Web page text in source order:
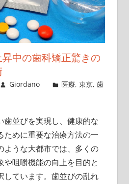
中の歯科矯正驚きの
Giordano 医療,東京,歯
歯並びを実現し、健康的な
ために重要な治療方法の一
ような大都市では、多くの
や咀嚼機能の向上を目的と
しています。歯並びの乱れ